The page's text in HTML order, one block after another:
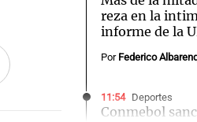
reza en la
informe de la
Por Federico
11:54 Deportes
Conmebol